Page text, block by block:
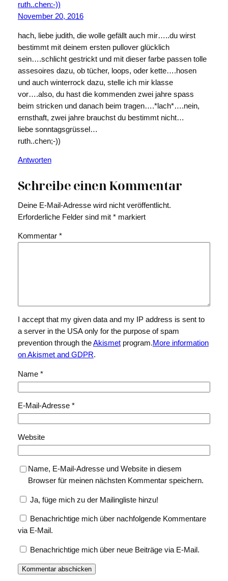
ruth..chen:-))
November 20, 2016
hach, liebe judith, die wolle gefällt auch mir…..du wirst
bestimmt mit deinem ersten pullover glücklich
sein….schlicht gestrickt und mit dieser farbe passen tolle
assesoires dazu, ob tücher, loops, oder kette….hosen
und auch winterrock dazu, stelle ich mir klasse
vor….also, du hast die kommenden zwei jahre spass
beim stricken und danach beim tragen….*lach*….nein,
ernsthaft, zwei jahre brauchst du bestimmt nicht…
liebe sonntagsgrüssel…
ruth..chen;-))
Antworten
Schreibe einen Kommentar
Deine E-Mail-Adresse wird nicht veröffentlicht.
Erforderliche Felder sind mit *markiert
Kommentar *
I accept that my given data and my IP address is sent to
a server in the USA only for the purpose of spam
prevention through theAkismetprogram.More information
on Akismet and GDPR.
Name *
E-Mail-Adresse *
Website
Name, E-Mail-Adresse und Website in diesem
Browser für meinen nächsten Kommentar speichern.
Ja, füge mich zu der Mailingliste hinzu!
Benachrichtige mich über nachfolgende Kommentare
via E-Mail.
Benachrichtige mich über neue Beiträge via E-Mail.